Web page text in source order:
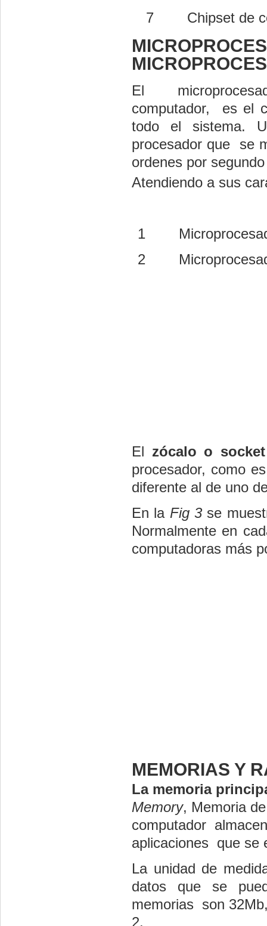
7
Chipset de
El
computador, es el
todo el sistema.
procesador que se
ordenes por
Atendiendo a sus
1
2
El zócalo o socket
procesador, como
diferente al de uno
En la Fig 3 se
Normalmente en
computadoras más
MEMORIAS Y
La memoria
Memory, Memoria
computador
aplicaciones que se
La unidad de
datos que se
memorias son
2.